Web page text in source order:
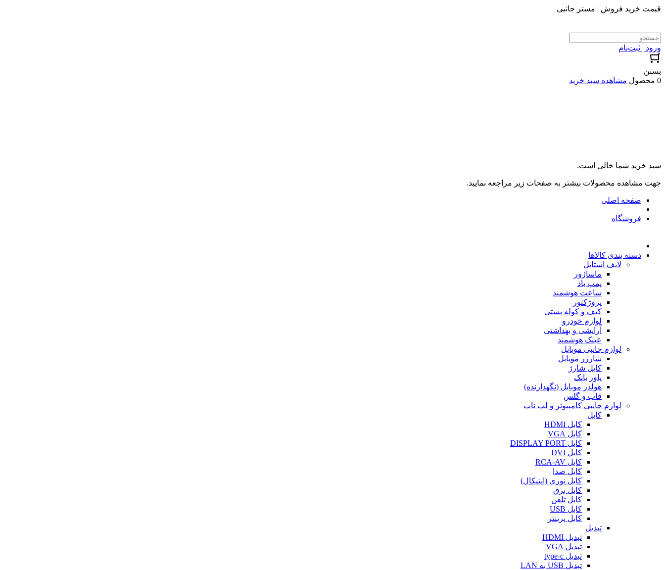
قیمت خرید فروش | مستر جانبی
ورود | ثبت‌نام
بستن
0 محصول
مشاهده سبد خرید
سبد خرید شما خالی است.
جهت مشاهده محصولات بیشتر به صفحات زیر مراجعه نمایید.
صفحه اصلی
فروشگاه
دسته بندی کالاها
لایف استایل
ماساژور
پمپ باد
ساعت هوشمند
پروژکتور
کیف و کوله پشتی
لوازم خودرو
آرایشی و بهداشتی
عینک هوشمند
لوازم جانبی موبایل
شارژر موبایل
کابل شارژ
پاور بانک
هولدر موبایل (نگهدارنده)
قاب و گلس
لوازم جانبی کامپیوتر و لپ تاپ
کابل
کابل HDMI
کابل VGA
کابل DISPLAY PORT
کابل DVI
کابل RCA-AV
کابل صدا
کابل نوری (اپتیکال)
کابل برق
کابل تلفن
کابل USB
کابل پرینتر
تبدیل
تبدیل HDMI
تبدیل VGA
تبدیل type-c
تبدیل USB به LAN